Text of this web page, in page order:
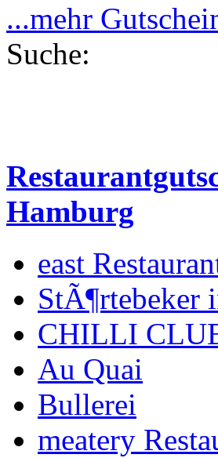
...mehr
Suche:
Hamburg
east
StÃ¶rtebeker
CHILLI
Au Quai
Bullerei
meatery